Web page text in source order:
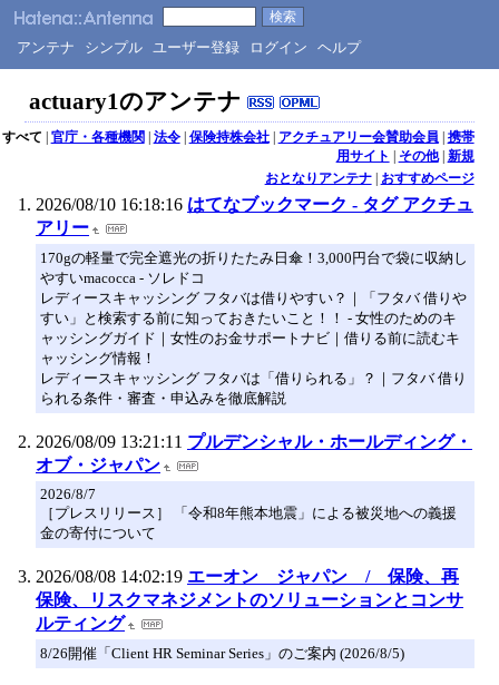
アンテナ シンプル ユーザー登録 ログイン ヘルプ
actuary1のアンテナ
すべて | 官庁・各種機関 | 法令| 保険持株会社| アクチュアリー会賛助会員 | 携帯
用サイト | その他| 新規
おとなりアンテナ| おすすめページ
2026/08/10 16:18:16 はてなブックマーク - タグ アクチュ
アリー
170gの軽量で完全遮光の折りたたみ日傘！3,000円台で袋に収納し
やすいmacocca - ソレドコ
レディースキャッシング フタバは借りやすい？｜「フタバ 借りや
すい」と検索する前に知っておきたいこと！！ - 女性のためのキ
ャッシングガイド｜女性のお金サポートナビ｜借りる前に読むキ
ャッシング情報！
レディースキャッシング フタバは「借りられる」？｜フタバ 借り
られる条件・審査・申込みを徹底解説
2026/08/09 13:21:11 プルデンシャル・ホールディング・
オブ・ジャパン
2026/8/7
［プレスリリース］ 「令和8年熊本地震」による被災地への義援
金の寄付について
2026/08/08 14:02:19 エーオン ジャパン / 保険、再
保険、リスクマネジメントのソリューションとコンサ
ルティング
8/26開催「Client HR Seminar Series」のご案内 (2026/8/5)